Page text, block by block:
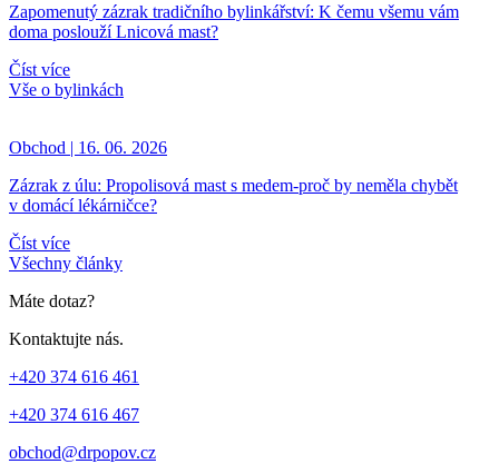
Zapomenutý zázrak tradičního bylinkářství: K čemu všemu vám
doma poslouží Lnicová mast?
Číst více
Vše o bylinkách
Obchod | 16. 06. 2026
Zázrak z úlu: Propolisová mast s medem-proč by neměla chybět
v domácí lékárničce?
Číst více
Všechny články
Máte dotaz?
Kontaktujte nás.
+420 374 616 461
+420 374 616 467
obchod@drpopov.cz